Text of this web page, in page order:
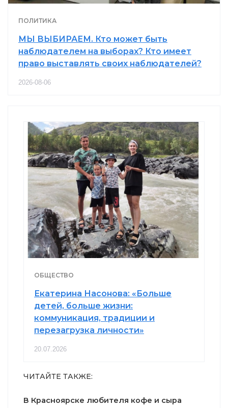
ПОЛИТИКА
МЫ ВЫБИРАЕМ. Кто может быть
наблюдателем на выборах? Кто имеет
право выставлять своих наблюдателей?
2026-08-06
ОБЩЕСТВО
Екатерина Насонова: «Больше
детей, больше жизни:
коммуникация, традиции и
перезагрузка личности»
20.07.2026
ЧИТАЙТЕ ТАКЖЕ:
В Красноярске любителя кофе и сыра